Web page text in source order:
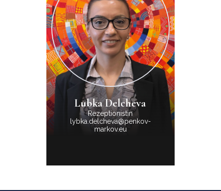
Lubka Delcheva
Rezeptionistin
lybka.delcheva@penkov-
markov.eu